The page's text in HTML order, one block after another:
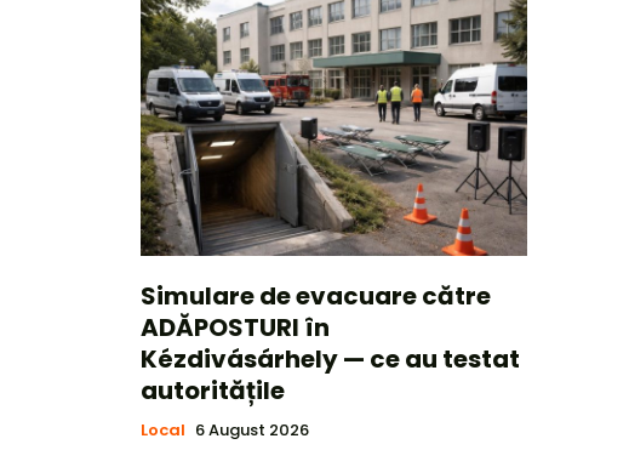
Simulare de evacuare către
ADĂPOSTURI în
Kézdivásárhely — ce au testat
autoritățile
Local 6 August 2026